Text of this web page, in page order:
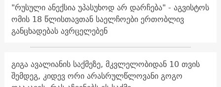
"რუსული ანექსია უპასუხოდ არ დარჩება" - აგვისტოს
ომის 18 წლისთავთან საელჩოები ერთობლივ
განცხადებას ავრცელებენ
გიგა ავალიანის საქმეზე, მკვლელობიდან 10 თვის
შემდეგ, კიდევ ორი არასრულწლოვანი გოგო